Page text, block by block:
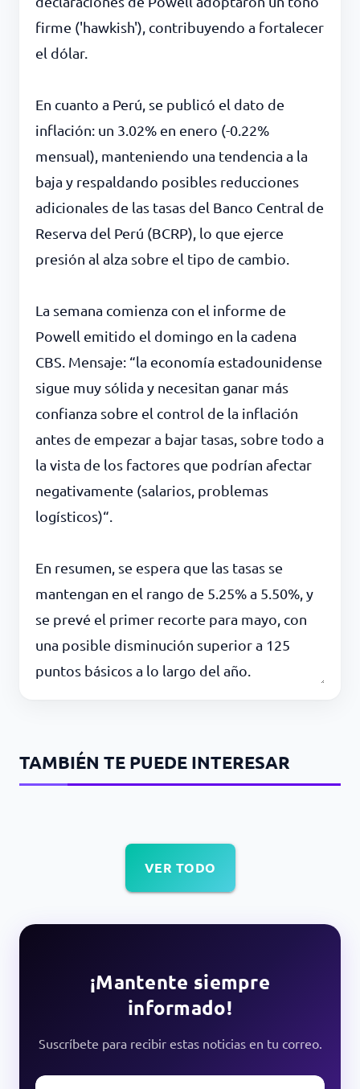
firme ('hawkish'), contribuyendo a fortalecer
el dólar.
En cuanto a Perú, se publicó el dato de
inflación: un 3.02% en enero (-0.22%
mensual), manteniendo una tendencia a la
baja y respaldando posibles reducciones
adicionales de las tasas del Banco Central de
Reserva del Perú (BCRP), lo que ejerce
presión al alza sobre el tipo de cambio.
La semana comienza con el informe de
Powell emitido el domingo en la cadena
CBS. Mensaje: “la economía estadounidense
sigue muy sólida y necesitan ganar más
confianza sobre el control de la inflación
antes de empezar a bajar tasas, sobre todo a
la vista de los factores que podrían afectar
negativamente (salarios, problemas
logísticos)“.
En resumen, se espera que las tasas se
mantengan en el rango de 5.25% a 5.50%, y
se prevé el primer recorte para mayo, con
una posible disminución superior a 125
puntos básicos a lo largo del año.
TAMBIÉN TE PUEDE INTERESAR
VER TODO
¡Mantente siempre
informado!
Suscríbete para recibir estas noticias en tu correo.